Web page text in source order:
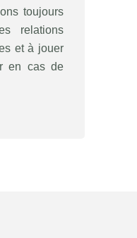
toujours
relations
et à jouer
en cas de